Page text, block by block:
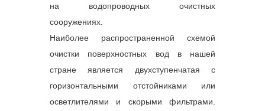
на водопроводных очистных
сооружениях.
Наиболее распространенной схемой
очистки поверхностных вод в нашей
стране является двухступенчатая с
горизонтальными отстойниками или
осветлителями и скорыми фильтрами.